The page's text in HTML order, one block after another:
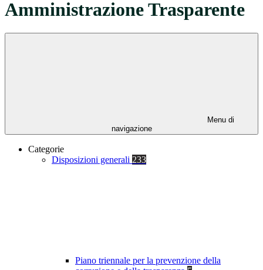
Amministrazione Trasparente
Menu di
navigazione
Categorie
Disposizioni generali 233
Piano triennale per la prevenzione della